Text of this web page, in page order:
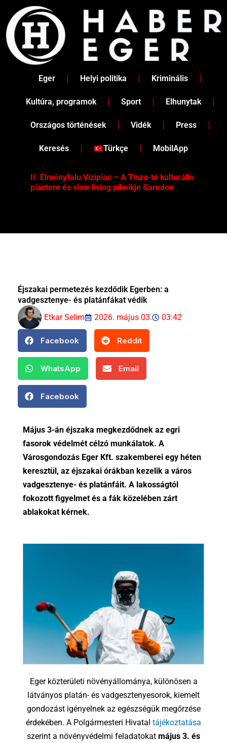
content
Eger Helyi politika Kriminális
Kultúra, programok Sport Elhunytak
Országos történések Vidék Press
Keresés Türkçe MobilApp
II. Élményfalu Vízipiac – A Tisza-tó kulturális
piactere és slow living piknikje Sarudon
Éjszakai permetezés kezdődik Egerben: a
vadgesztenye- és platánfákat védik
Etkar Selim
2026. május 03. 03:42
Facebook Reddit
WhatsApp Email
Facebook
Május 3-án éjszaka megkezdődnek az egri
fasorok védelmét célzó munkálatok. A
Városgondozás Eger Kft. szakemberei egy héten
keresztül, az éjszakai órákban kezelik a város
vadgesztenye- és platánfáit. A lakosságtól
fokozott figyelmet és a fák közelében zárt
ablakokat kérnek.
Eger közterületi növényállománya, különösen a
látványos platán- és vadgesztenyesorok, kiemelt
gondozást igényelnek az egészségük megőrzése
érdekében. A Polgármesteri Hivatal tájékoztatása
szerint a növényvédelmi feladatokat május 3. és